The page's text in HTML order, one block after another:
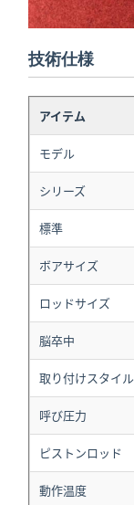
技術仕様
アイテム
モデル
シリーズ
標準
ボアサイズ
ロッドサイズ
脳卒中
取り付けスタイル
呼び圧力
ピストンロッド
動作温度